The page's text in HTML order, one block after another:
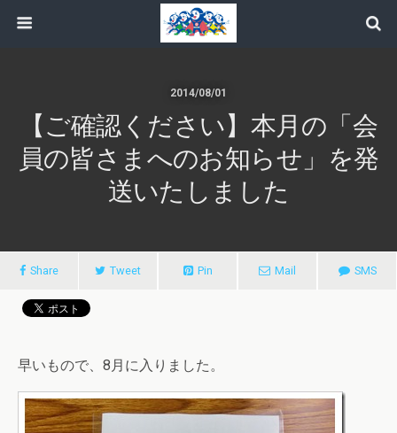
2014/08/01
【ご確認ください】本月の「会
員の皆さまへのお知らせ」を発
送いたしました
Share Tweet Pin Mail SMS
早いもので、8月に入りました。